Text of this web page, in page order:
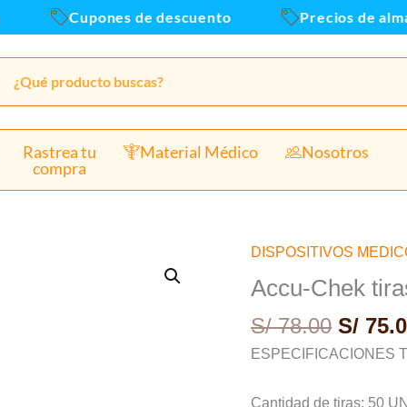
Cupones de descuento Precios de
Rastrea tu
compra
Material Médico Nosotros
DISPOSITIVOS
Accu-Chek
S/78.00
El
precio
era:
S/
S/
ESPECIFICACIONES
Cantidad de tiras: 50
Accu-
Chek
reactivas
x
Und